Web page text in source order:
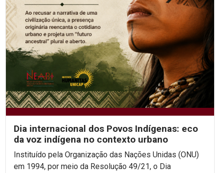
Dia internacional dos Povos Indígenas: eco
da voz indígena no contexto urbano
Instituído pela Organização das Nações Unidas (ONU)
em 1994, por meio da Resolução 49/21, o Dia